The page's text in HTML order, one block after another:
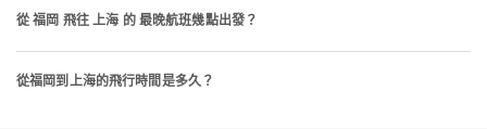
從 福岡 飛往 上海 的 最晚航班幾點出發？
從福岡到上海的飛行時間是多久？